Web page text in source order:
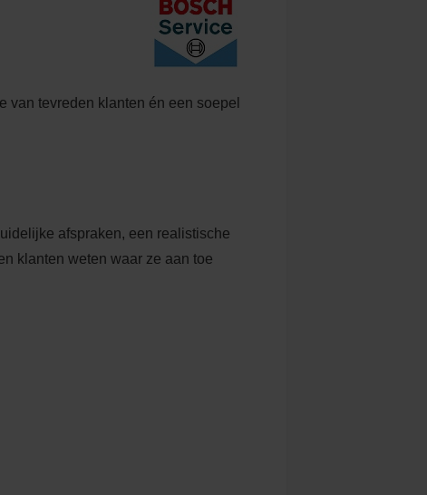
van tevreden klanten én een soepel
afspraken, een realistische
klanten weten waar ze aan toe